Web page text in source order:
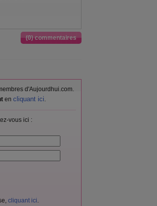
(0) commentaires
d'Aujourdhui.com.
en cliquant ici.
vous ici :
cliquant ici.